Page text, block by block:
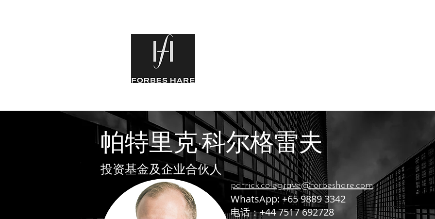
帕特里克·科尔格雷夫
投资基金及企业合伙人
patrick.colegrave@forbeshare.com
WhatsApp: +65 9889 3342
电话：+44 7517 692728